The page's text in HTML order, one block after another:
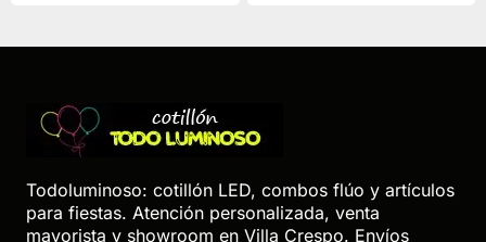
Todoluminoso: cotillón LED, combos flúo y artículos
para fiestas. Atención personalizada, venta
mayorista y showroom en Villa Crespo. Envíos